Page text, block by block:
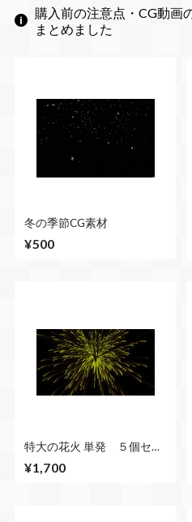
購入前の注意点・CG動画
まとめました
冬の季節CG素材
¥500
特大の花火 単発 ５個セッ
¥1,700